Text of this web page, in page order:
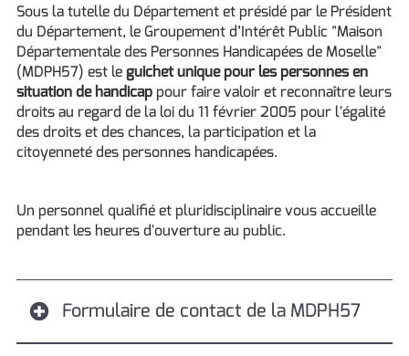
Sous la tutelle du Département et présidé par le Président
du Département, le Groupement d’Intérêt Public "Maison
Départementale des Personnes Handicapées de Moselle"
(MDPH57) est leguichet unique pour les personnes en
situation de handicappour faire valoir et reconnaître leurs
droits au regard de la loi du 11 février 2005 pour l'égalité
des droits et des chances, la participation et la
citoyenneté des personnes handicapées.
Un personnel qualifié et pluridisciplinaire vous accueille
pendant les heures d'ouverture au public.
Formulaire de contact de la MDPH57